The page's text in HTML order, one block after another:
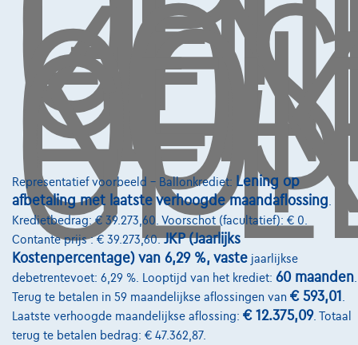
Representatief voorbeeld – Ballonkrediet: Lening op
afbetaling met laatste verhoogde maandaflossing
Kredietbedrag: € 39.273,60. Voorschot (facultatief): € 0.
Contante prijs : € 39.273,60.JKP (Jaarlijks
Kostenpercentage) van 6,29 %, vaste jaarlijkse
debetrentevoet: 6,29 %. Looptijd van het krediet: 60 maanden
Terug te betalen in 59 maandelijkse aflossingen van € 593,01
Laatste verhoogde maandelijkse aflossing: € 12.375,09. Totaal
terug te betalen bedrag: € 47.362,87.
Diensten & Oplossingen
Pechverhelping verzekering
Financiering
Autoverzekering
Lease en persoonlijke lease
Over Ons
Word klant
Wie zijn we